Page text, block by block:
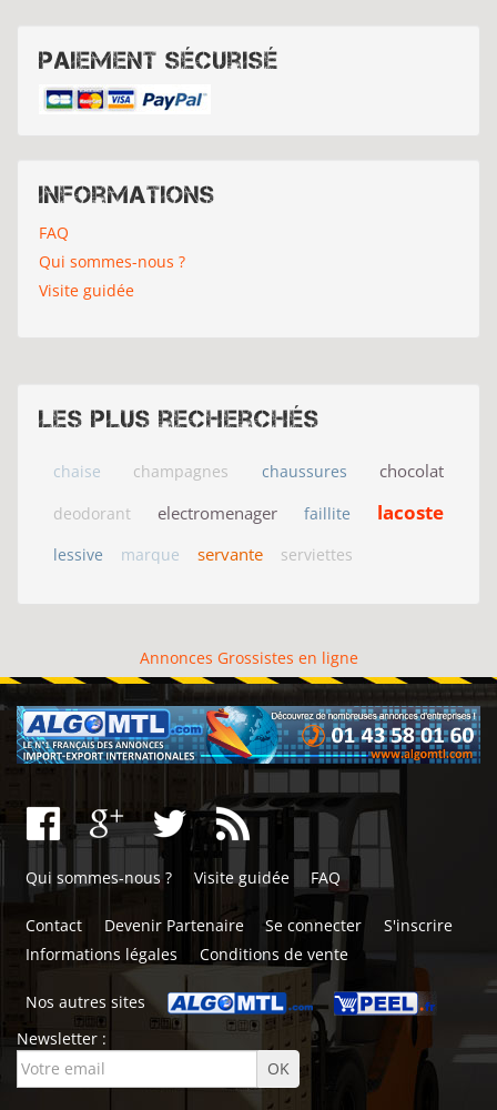
Paiement sécurisé
Informations
FAQ
Qui sommes-nous ?
Visite guidée
Les plus recherchés
chaise champagnes chaussures chocolat
deodorant electromenager faillite lacoste
lessive marque servante serviettes
Annonces Grossistes en ligne
Qui sommes-nous ? Visite guidée FAQ
Contact Devenir Partenaire Se connecter
S'inscrire
Informations légales
Conditions de vente
Nos autres sites
Newsletter :